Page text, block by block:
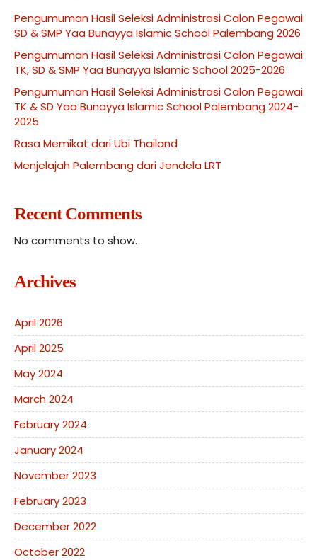
Pengumuman Hasil Seleksi Administrasi Calon Pegawai
SD & SMP Yaa Bunayya Islamic School Palembang 2026
Pengumuman Hasil Seleksi Administrasi Calon Pegawai
TK, SD & SMP Yaa Bunayya Islamic School 2025-2026
Pengumuman Hasil Seleksi Administrasi Calon Pegawai
TK & SD Yaa Bunayya Islamic School Palembang 2024-
2025
Rasa Memikat dari Ubi Thailand
Menjelajah Palembang dari Jendela LRT
Recent Comments
No comments to show.
Archives
April 2026
April 2025
May 2024
March 2024
February 2024
January 2024
November 2023
February 2023
December 2022
October 2022